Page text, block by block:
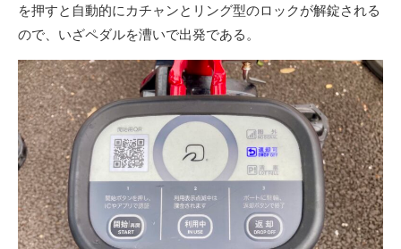
を押すと自動的にカチャンとリング型のロックが解錠される
ので、いざペダルを漕いで出発である。